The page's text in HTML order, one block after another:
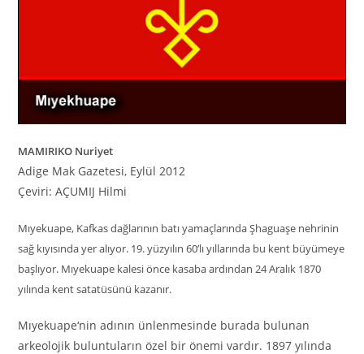
MAMIRIKO Nuriyet
Adige Mak Gazetesi, Eylül 2012
Çeviri: AÇUMIJ Hilmi
Mıyekuape, Kafkas dağlarının batı yamaçlarında Şhaguaşe nehrinin
sağ kıyısında yer alıyor. 19. yüzyılın 60’lı yıllarında bu kent büyümeye
başlıyor. Mıyekuape kalesi önce kasaba ardından 24 Aralık 1870
yılında kent satatüsünü kazanır.
Mıyekuape‘nin adının ünlenmesinde burada bulunan
arkeolojik buluntuların özel bir önemi vardır. 1897 yılında